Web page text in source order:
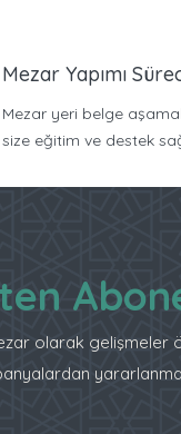
Mezar Yapımı
Mezar yeri belge
size eğitim ve destek
olarak gelişmeler